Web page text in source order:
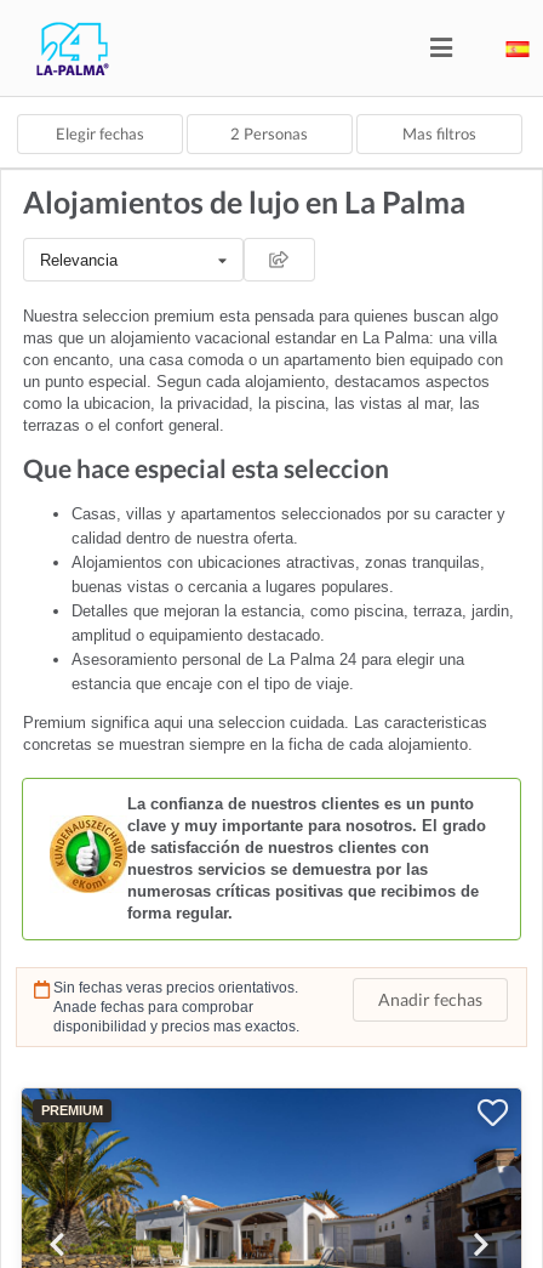
Elegir fechas 2 Personas Mas filtros
Alojamientos de lujo en La Palma
Relevancia
Nuestra seleccion premium esta pensada para quienes buscan algo
mas que un alojamiento vacacional estandar en La Palma: una villa
con encanto, una casa comoda o un apartamento bien equipado con
un punto especial. Segun cada alojamiento, destacamos aspectos
como la ubicacion, la privacidad, la piscina, las vistas al mar, las
terrazas o el confort general.
Que hace especial esta seleccion
Casas, villas y apartamentos seleccionados por su caracter y
calidad dentro de nuestra oferta.
Alojamientos con ubicaciones atractivas, zonas tranquilas,
buenas vistas o cercania a lugares populares.
Detalles que mejoran la estancia, como piscina, terraza, jardin,
amplitud o equipamiento destacado.
Asesoramiento personal de La Palma 24 para elegir una
estancia que encaje con el tipo de viaje.
Premium significa aqui una seleccion cuidada. Las caracteristicas
concretas se muestran siempre en la ficha de cada alojamiento.
La confianza de nuestros clientes es un punto
clave y muy importante para nosotros. El grado
de satisfacción de nuestros clientes con
nuestros servicios se demuestra por las
numerosas críticas positivas que recibimos de
forma regular.
Sin fechas veras precios orientativos.
Anade fechas para comprobar
disponibilidad y precios mas exactos.
Anadir fechas
PREMIUM